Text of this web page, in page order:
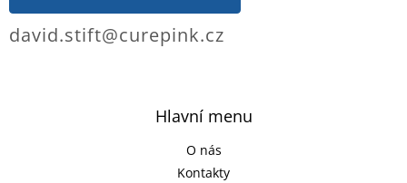
Hlavní menu
O nás
Kontakty
david.stift@curepink.cz